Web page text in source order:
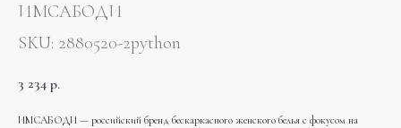
ИМСАБОДИ
SKU: 2880520-2python
3 234 р.
ИМСАБОДИ — российский бренд бескаркасного женского белья с фокусом на